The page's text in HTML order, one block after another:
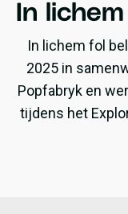
In
In lichem fol
2025 in
Popfabryk en
tijdens het